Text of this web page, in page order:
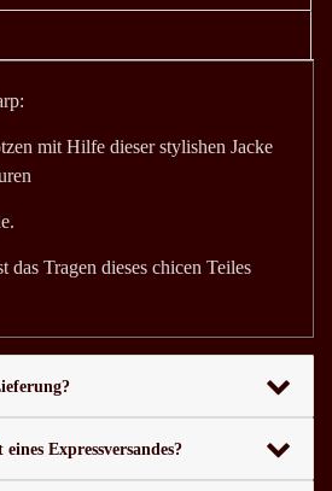
mit Hilfe dieser stylishen Jacke
Tragen dieses chicen Teiles
Expressversandes?